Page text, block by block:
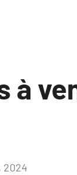
à
2024